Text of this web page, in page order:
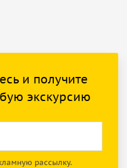
и получите
экскурсию
рассылку.